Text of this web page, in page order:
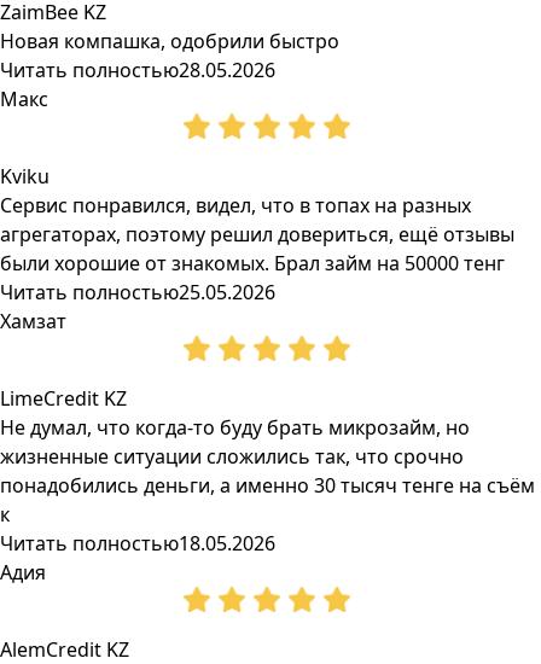
ZaimBee KZ
Новая компашка, одобрили быстро
Читать полностью28.05.2026
Макс
Kviku
Сервис понравился, видел, что в топах на разных
агрегаторах, поэтому решил довериться, ещё отзывы
были хорошие от знакомых. Брал займ на 50000 тенг
Читать полностью25.05.2026
Хамзат
LimeCredit KZ
Не думал, что когда-то буду брать микрозайм, но
жизненные ситуации сложились так, что срочно
понадобились деньги, а именно 30 тысяч тенге на съём
к
Читать полностью18.05.2026
Адия
AlemCredit KZ